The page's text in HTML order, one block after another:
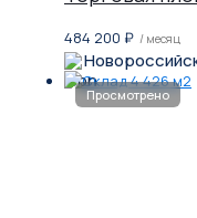
484 200 ₽ / месяц